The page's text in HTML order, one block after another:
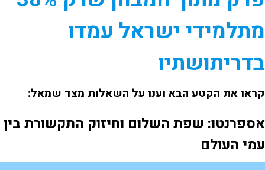
מתלמידי ישראל עמדו
בדריתושתיו
קראו את הקטע הבא וענו על השאלות מצד שמאל:
אספרנטו: שפת השלום וחיזוק התקשורת בין
עמי העולם